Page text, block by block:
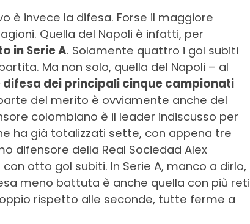
è invece la difesa. Forse il maggiore
Quella del Napoli è infatti, per
in Serie A. Solamente quattro i gol subiti
Ma non solo, quella del Napoli – al
difesa dei principali cinque campionati
del merito è ovviamente anche del
colombiano è il leader indiscusso per
ha già totalizzati sette, con appena tre
difensore della Real Sociedad Alex
otto gol subiti. In Serie A, manco a dirlo,
meno battuta è anche quella con più reti
rispetto alle seconde, tutte ferme a